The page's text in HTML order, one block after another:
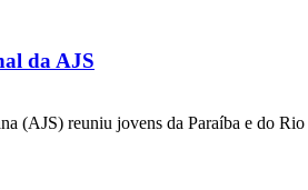
da AJS
(AJS) reuniu jovens da Paraíba e do